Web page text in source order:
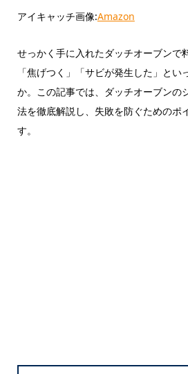
アイキャッチ画像:Amazon
せっかく手に入れたダッチオーブンで
「焦げつく」「サビが発生した」とい
か。この記事では、ダッチオーブンの
法を徹底解説し、失敗を防ぐためのポ
す。